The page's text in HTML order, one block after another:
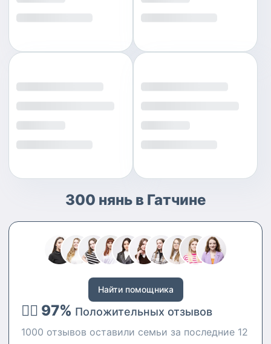
300 нянь в Гатчине
Найти помощника
👍🏻 97% Положительных отзывов
1000 отзывов оставили семьи за последние 12